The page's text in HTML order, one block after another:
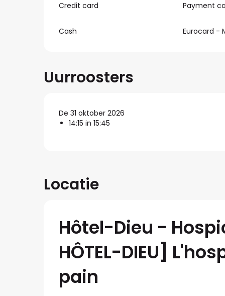
Credit card Payment
Cash Eurocard -
Uurroosters
De 31 oktober 2026
14:15 in 15:45
Locatie
Hôtel-Dieu -
HÔTEL-DIEU]
pain